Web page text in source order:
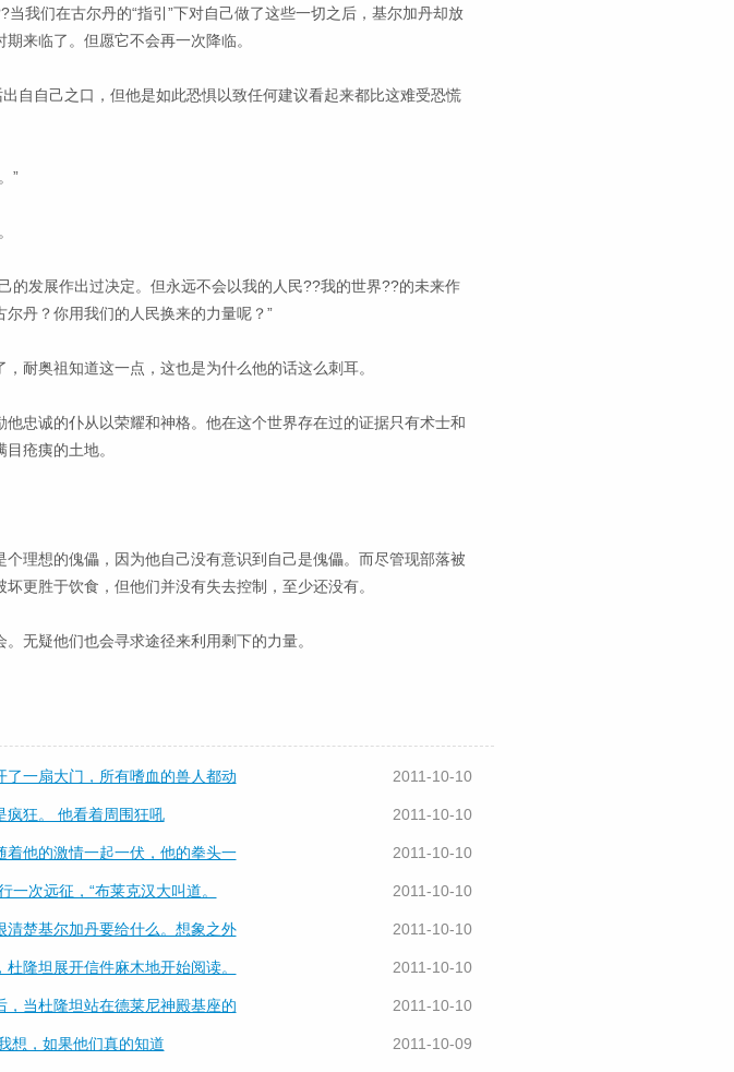
我们在古尔丹的“指引”下对自己做了这些一切之后，基尔加丹却放
来临了。但愿它不会再一次降临。
自自己之口，但他是如此恐惧以致任何建议看起来都比这难受恐慌
”
的发展作出过决定。但永远不会以我的人民??我的世界??的未来作
丹？你用我们的人民换来的力量呢？”
耐奥祖知道这一点，这也是为什么他的话这么刺耳。
忠诚的仆从以荣耀和神格。他在这个世界存在过的证据只有术士和
疮痍的土地。
理想的傀儡，因为他自己没有意识到自己是傀儡。而尽管现部落被
更胜于饮食，但他们并没有失去控制，至少还没有。
无疑他们也会寻求途径来利用剩下的力量。
了一扇大门，所有嗜血的兽人都动 2011-10-10
疯狂。 他看着周围狂吼 2011-10-10
着他的激情一起一伏，他的拳头一 2011-10-10
一次远征，“布莱克汉大叫道。 2011-10-10
清楚基尔加丹要给什么。想象之外 2011-10-10
隆坦展开信件麻木地开始阅读。 2011-10-10
，当杜隆坦站在德莱尼神殿基座的 2011-10-10
想，如果他们真的知道 2011-10-09